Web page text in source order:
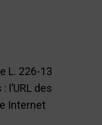
L. 226-13
des
Internet